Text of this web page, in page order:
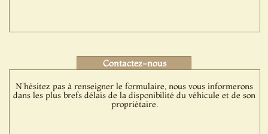
Contactez-nous
N'hésitez pas à renseigner le formulaire, nous vous informerons
dans les plus brefs délais de la disponibilité du véhicule et de son
propriétaire.